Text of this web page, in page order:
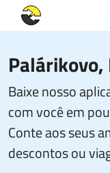
Baixe nosso
com você em
Conte aos seus
descontos ou